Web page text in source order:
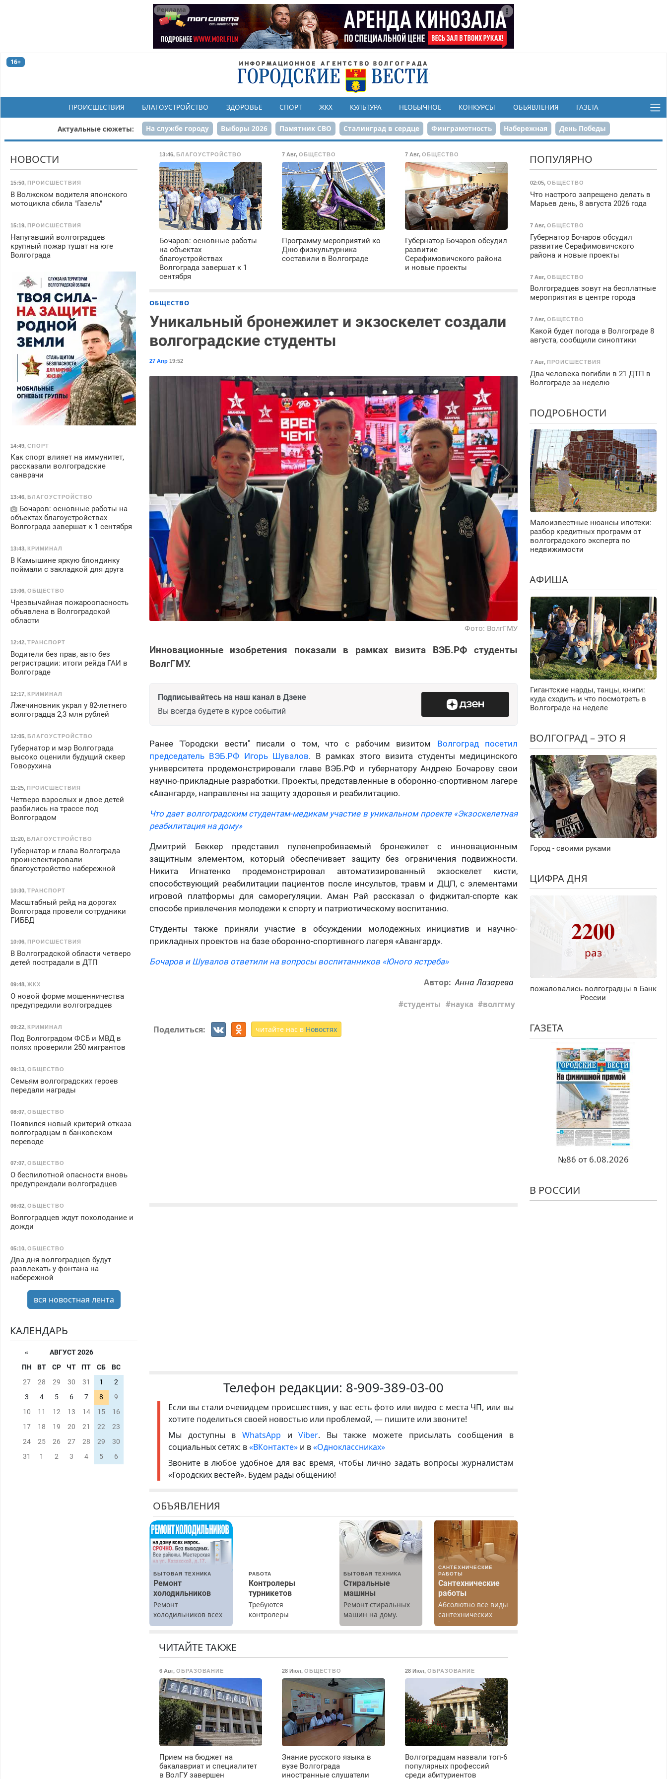
Реклама
16+
ПРОИСШЕСТВИЯ БЛАГОУСТРОЙСТВО ЗДОРОВЬЕ СПОРТ ЖКХ КУЛЬТУРА НЕОБЫЧНОЕ КОНКУРСЫ ОБЪЯВЛЕНИЯ ГАЗЕТА
Актуальные сюжеты: На службе городу Выборы 2026 Памятник СВО Сталинград в сердце Финграмотность Набережная День Победы
Реконструкция ЦПКиО 80-летие Победы Парк Героев-летчиков
13:46, БЛАГОУСТРОЙСТВО
Бочаров: основные работы
на объектах
благоустройствах
Волгограда завершат к 1
сентября
7 Авг,ОБЩЕСТВО
Программу мероприятий ко
Дню физкультурника
составили в Волгограде
7 Авг, ОБЩЕСТВО
Губернатор Бочаров обсудил
развитие
Серафимовичского района
и новые проекты
ОБЩЕСТВО
Уникальный бронежилет и экзоскелет создали
волгоградские студенты
27 Апр 19:52
Фото: ВолгГМУ
Инновационные изобретения показали в рамках визита ВЭБ.РФ студенты
ВолгГМУ.
Подписывайтесь на наш канал в Дзене
Вы всегда будете в курсе событий
Ранее "Городски вести" писали о том, что с рабочим визитом Волгоград посетил
председатель ВЭБ.РФ Игорь Шувалов. В рамках этого визита студенты медицинского
университета продемонстрировали главе ВЭБ.РФ и губернатору Андрею Бочарову свои
научно-прикладные разработки. Проекты, представленные в оборонно-спортивном лагере
«Авангард», направлены на защиту здоровья и реабилитацию.
Что дает волгоградским студентам-медикам участие в уникальном проекте «Экзоскелетная
реабилитация на дому»
Дмитрий Беккер представил пуленепробиваемый бронежилет с инновационным
защитным элементом, который обеспечивает защиту без ограничения подвижности.
Никита Игнатенко продемонстрировал автоматизированный экзоскелет кисти,
способствующий реабилитации пациентов после инсультов, травм и ДЦП, с элементами
игровой платформы для саморегуляции. Аман Рай рассказал о фиджитал-спорте как
способе привлечения молодежи к спорту и патриотическому воспитанию.
Студенты также приняли участие в обсуждении молодежных инициатив и научно-
прикладных проектов на базе оборонно-спортивного лагеря «Авангард».
Бочаров и Шувалов ответили на вопросы воспитанников «Юного ястреба»
Автор: Анна Лазарева
студенты наука волггму
Поделиться: читайте нас в Новостях
Телефон редакции: 8-909-389-03-00
Если вы стали очевидцем происшествия, у вас есть фото или видео с места ЧП, или вы
хотите поделиться своей новостью или проблемой, — пишите или звоните!
Мы доступны в WhatsApp иViber. Вы также можете присылать сообщения в
социальных сетях: в«ВКонтакте» и в«Одноклассниках»
Звоните в любое удобное для вас время, чтобы лично задать вопросы журналистам
«Городских вестей». Будем рады общению!
ОБЪЯВЛЕНИЯ
БЫТОВАЯ ТЕХНИКА
Ремонт
холодильников
Ремонт
холодильников всех
марок на дому.
РАБОТА
Контролеры
турникетов
Требуются
контролеры
ТК РФ. График работы
любой. Бесплатное
проживание. З/п – до
96000 рублей до
вычета налогов.
Ежемесячно
выплачивается
денежная премия.
Возможно бесплатное
обучение, получение
документов, работа
БЫТОВАЯ ТЕХНИКА
Стиральные
машины
Ремонт стиральных
машин на дому.
Выезд и диагностика
САНТЕХНИЧЕСКИЕ
РАБОТЫ
Сантехнические
работы
Абсолютно все виды
сантехнических
работ. Быстро.
ЧИТАЙТЕ ТАКЖЕ
6 Авг,ОБРАЗОВАНИЕ
Прием на бюджет на
бакалавриат и специалитет
в ВолГУ завершен
28 Июл,ОБЩЕСТВО
Знание русского языка в
вузе Волгограда
иностранные слушатели
28 Июл, ОБРАЗОВАНИЕ
Волгоградцам назвали топ-6
популярных профессий
среди абитуриентов
НОВОСТИ
15:50, ПРОИСШЕСТВИЯ
В Волжском водителя японского
мотоцикла сбила "Газель"
15:19, ПРОИСШЕСТВИЯ
Напугавший волгоградцев
крупный пожар тушат на юге
Волгограда
14:49, СПОРТ
Как спорт влияет на иммунитет,
рассказали волгоградские
санврачи
13:46, БЛАГОУСТРОЙСТВО
Бочаров: основные работы на
объектах благоустройствах
Волгограда завершат к 1 сентября
13:43, КРИМИНАЛ
В Камышине яркую блондинку
поймали с закладкой для друга
13:06, ОБЩЕСТВО
Чрезвычайная пожароопасность
объявлена в Волгоградской
области
12:42, ТРАНСПОРТ
Водители без прав, авто без
регристрации: итоги рейда ГАИ в
Волгограде
12:17, КРИМИНАЛ
Лжечиновник украл у 82-летнего
волгоградца 2,3 млн рублей
12:05, БЛАГОУСТРОЙСТВО
Губернатор и мэр Волгограда
высоко оценили будущий сквер
Говорухина
11:25, ПРОИСШЕСТВИЯ
Четверо взрослых и двое детей
разбились на трассе под
Волгоградом
11:20, БЛАГОУСТРОЙСТВО
Губернатор и глава Волгограда
проинспектировали
благоустройство набережной
10:30, ТРАНСПОРТ
Масштабный рейд на дорогах
Волгограда провели сотрудники
ГИББД
10:06, ПРОИСШЕСТВИЯ
В Волгоградской области четверо
детей пострадали в ДТП
09:48, ЖКХ
О новой форме мошенничества
предупредили волгоградцев
09:22, КРИМИНАЛ
Под Волгоградом ФСБ и МВД в
полях проверили 250 мигрантов
09:13, ОБЩЕСТВО
Семьям волгоградских героев
передали награды
08:07, ОБЩЕСТВО
Появился новый критерий отказа
волгоградцам в банковском
переводе
07:07, ОБЩЕСТВО
О беспилотной опасности вновь
предупреждали волгоградцев
06:02, ОБЩЕСТВО
Волгоградцев ждут похолодание и
дожди
05:10, ОБЩЕСТВО
Два дня волгоградцев будут
развлекать у фонтана на
набережной
вся новостная лента
КАЛЕНДАРЬ
«
АВГУСТ 2026
ПН
ВТ СР ЧТ ПТ СБ
ВС
27
28 29 30 31 1
2
3
4 5 6 7 8
9
10
11 12 13 14 15
16
17
18 19 20 21 22
23
24
25 26 27 28 29
30
31
1 2 3 4 5 6
ПОПУЛЯРНО
02:05, ОБЩЕСТВО
Что настрого запрещено делать в
Марьев день, 8 августа 2026 года
7 Авг, ОБЩЕСТВО
Губернатор Бочаров обсудил
развитие Серафимовичского
района и новые проекты
7 Авг, ОБЩЕСТВО
Волгоградцев зовут на бесплатные
мероприятия в центре города
7 Авг, ОБЩЕСТВО
Какой будет погода в Волгограде 8
августа, сообщили синоптики
7 Авг, ПРОИСШЕСТВИЯ
Два человека погибли в 21 ДТП в
Волгограде за неделю
ПОДРОБНОСТИ
Малоизвестные нюансы ипотеки:
разбор кредитных программ от
волгоградского эксперта по
недвижимости
АФИША
Гигантские нарды, танцы, книги:
куда сходить и что посмотреть в
Волгограде на неделе
ВОЛГОГРАД – ЭТО Я
Город - своими руками
ЦИФРА ДНЯ
2200
раз
пожаловались волгоградцы в Банк
России
ГАЗЕТА
№86 от 6.08.2026
В РОССИИ